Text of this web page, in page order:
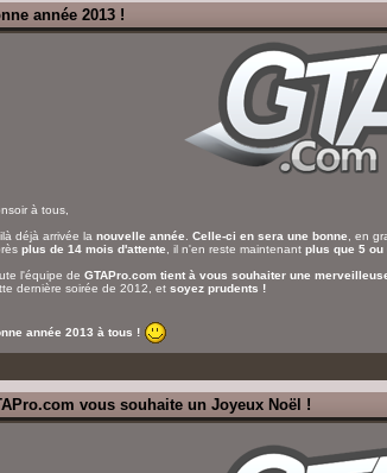
année 2013 !
à tous,
déjà arrivée la nouvelle année Celle-ci en sera une bonne , en
plus de 14 mois d'attente , il n'en reste maintenant plus que 5 ou
l'équipe de GTAPro.com tient à vous souhaiter une
dernière soirée de 2012, et soyez prudents !
année 2013 à tous !
vous souhaite un Joyeux Noël !